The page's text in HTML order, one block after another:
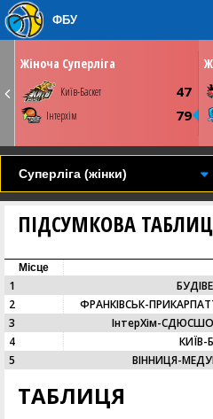
31 березня
Київ. ПС Венето
СТАТИСТИКАНОВИНА
Жіноча Суперліга
Київ-Баскет 47
Інтерхім 79
ФБУ
Суперліга (жінки)
ПІДСУМКОВА
Місце
1
2
ФРАНКІВСЬК-
3
ІнтерХім-
4
КИЇВ-
5
ВІННИЦЯ-
ТАБЛИЦЯ